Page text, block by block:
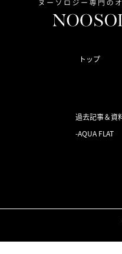
トップ
過去記事＆資
AQUA FLAT